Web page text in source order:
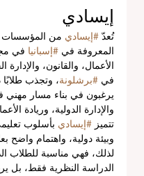
إيسادي
تُعدّ #إيسادي من المؤسسات
المعروفة في #إسبانيا في
الأعمال، والقانون، والإدارة
في #برشلونة، وتجذب طلابًا
يرغبون في بناء مسار مهني
والإدارة الدولية، وريادة
تتميز #إيسادي بأسلوب
وبيئة دولية، واهتمام واضح
لذلك، فهي مناسبة للطلاب
الدراسة النظرية فقط، بل